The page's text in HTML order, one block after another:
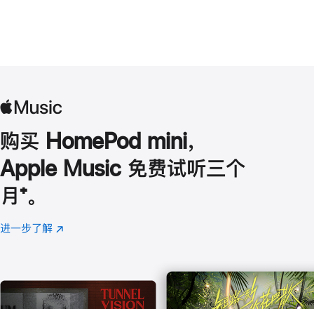
购买 HomePod mini，
Apple Music 免费试听三个
月 脚
注
⁺。
进一步了解 Apple
(在
口
中